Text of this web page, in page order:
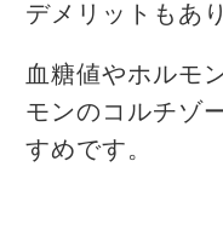
デメリットもあ
血糖値やホルモ
モンのコルチゾ
すめです。